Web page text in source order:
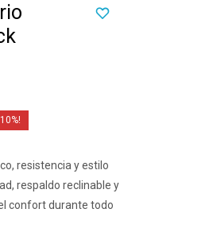
10
resistencia y estilo
respaldo reclinable y
confort durante todo